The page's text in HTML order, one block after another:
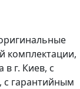
комплектации,
в г. Киев, с
с гарантийным